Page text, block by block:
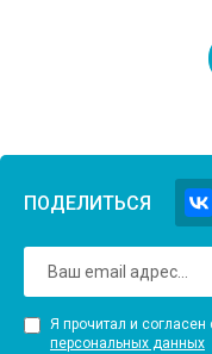
ПОДЕЛИТЬСЯ
Я прочитал и
персональных данных